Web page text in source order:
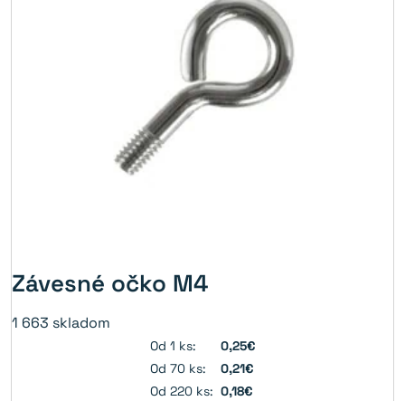
Závesné očko M4
1 663 skladom
Od 1 ks:
0,25€
Od 70 ks:
0,21€
Od 220 ks: 0,18€